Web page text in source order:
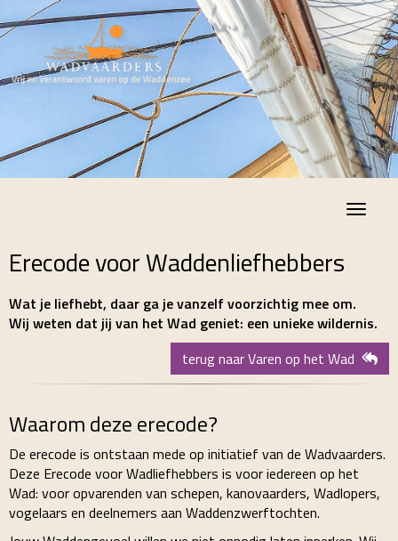
Erecode voor Waddenliefhebbers
Wat je liefhebt, daar ga je vanzelf voorzichtig mee om.
Wij weten dat jij van het Wad geniet: een unieke wildernis.
terug naar Varen op het Wad
Waarom deze erecode?
De erecode is ontstaan mede op initiatief van de Wadvaarders.
Deze Erecode voor Wadliefhebbers is voor iedereen op het
Wad: voor opvarenden van schepen, kanovaarders, Wadlopers,
vogelaars en deelnemers aan Waddenzwerftochten.